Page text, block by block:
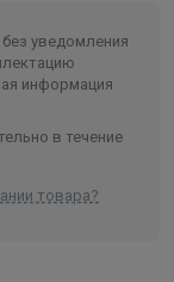
уведомления
информация
в течение
товара?